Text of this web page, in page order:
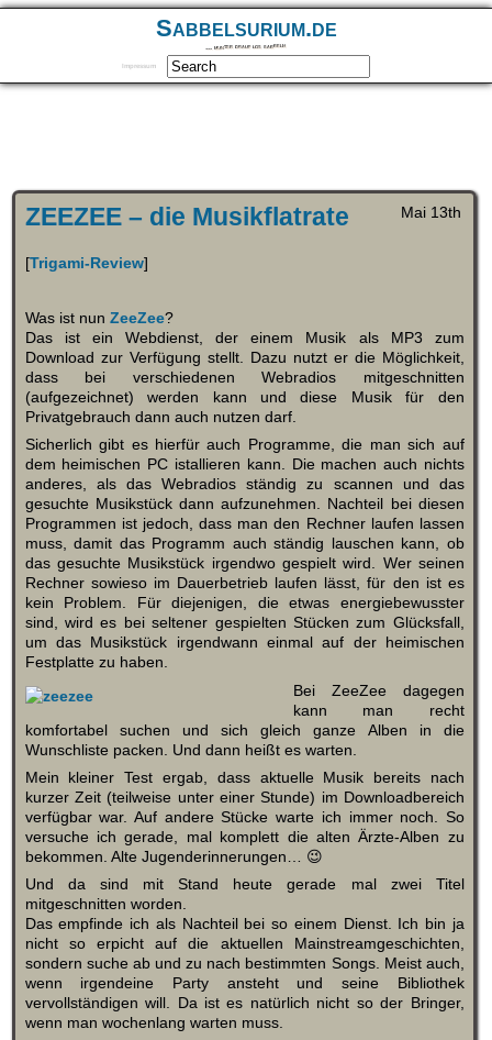
Sabbelsurium.de
… munter drauf los sabbeln
Impressum
Mai 13th
ZEEZEE – die Musikflatrate
[Trigami-Review]
Was ist nun ZeeZee?
Das ist ein Webdienst, der einem Musik als MP3 zum
Download zur Verfügung stellt. Dazu nutzt er die Möglichkeit,
dass bei verschiedenen Webradios mitgeschnitten
(aufgezeichnet) werden kann und diese Musik für den
Privatgebrauch dann auch nutzen darf.
Sicherlich gibt es hierfür auch Programme, die man sich auf
dem heimischen PC istallieren kann. Die machen auch nichts
anderes, als das Webradios ständig zu scannen und das
gesuchte Musikstück dann aufzunehmen. Nachteil bei diesen
Programmen ist jedoch, dass man den Rechner laufen lassen
muss, damit das Programm auch ständig lauschen kann, ob
das gesuchte Musikstück irgendwo gespielt wird. Wer seinen
Rechner sowieso im Dauerbetrieb laufen lässt, für den ist es
kein Problem. Für diejenigen, die etwas energiebewusster
sind, wird es bei seltener gespielten Stücken zum Glücksfall,
um das Musikstück irgendwann einmal auf der heimischen
Festplatte zu haben.
Bei ZeeZee dagegen
kann man recht
komfortabel suchen und sich gleich ganze Alben in die
Wunschliste packen. Und dann heißt es warten.
Mein kleiner Test ergab, dass aktuelle Musik bereits nach
kurzer Zeit (teilweise unter einer Stunde) im Downloadbereich
verfügbar war. Auf andere Stücke warte ich immer noch. So
versuche ich gerade, mal komplett die alten Ärzte-Alben zu
bekommen. Alte Jugenderinnerungen… 😉
Und da sind mit Stand heute gerade mal zwei Titel
mitgeschnitten worden.
Das empfinde ich als Nachteil bei so einem Dienst. Ich bin ja
nicht so erpicht auf die aktuellen Mainstreamgeschichten,
sondern suche ab und zu nach bestimmten Songs. Meist auch,
wenn irgendeine Party ansteht und seine Bibliothek
vervollständigen will. Da ist es natürlich nicht so der Bringer,
wenn man wochenlang warten muss.